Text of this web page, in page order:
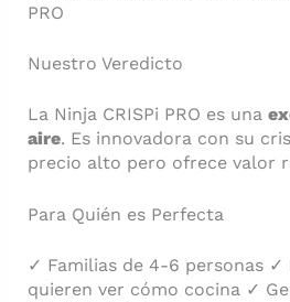
PRO
Nuestro Veredicto
La Ninja CRISPi PRO es una
aire. Es innovadora con su
precio alto pero ofrece valor
Para Quién es Perfecta
✓ Familias de 4-6 personas ✓
quieren ver cómo cocina ✓